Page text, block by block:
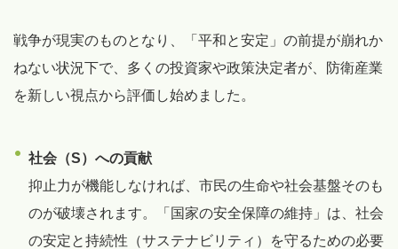
戦争が現実のものとなり、「平和と安定」の前提が崩れか
ねない状況下で、多くの投資家や政策決定者が、防衛産業
を新しい視点から評価し始めました。
社会（S）への貢献
抑止力が機能しなければ、市民の生命や社会基盤そのも
のが破壊されます。「国家の安全保障の維持」は、社会
の安定と持続性（サステナビリティ）を守るための必要